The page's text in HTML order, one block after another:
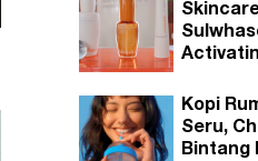
Kopi
Seru,
Bintang